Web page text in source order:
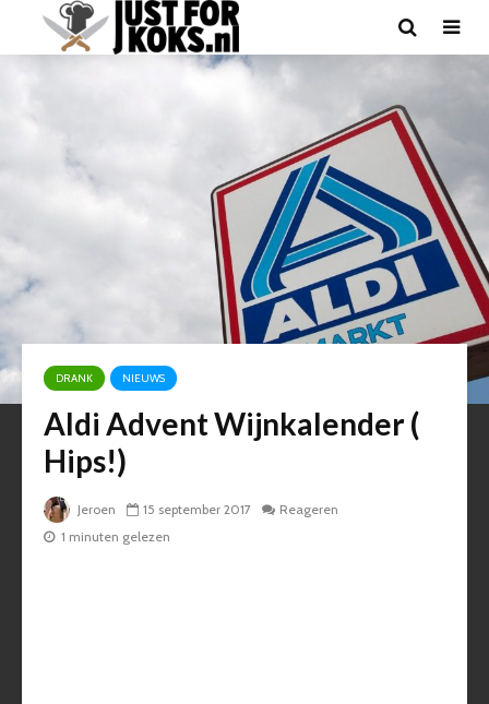
DRANK NIEUWS
Aldi Advent Wijnkalender (
Hips!)
Jeroen 15 september 2017
Reageren
1 minuten gelezen